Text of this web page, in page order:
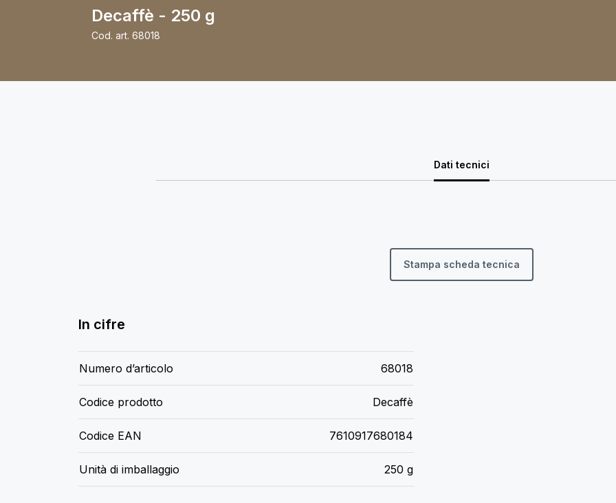
Decaffè - 250 g
Cod. art. 68018
Dati tecnici
Stampa scheda tecnica
In cifre
Numero d’articolo 68018
Codice prodotto Decaffè
Codice EAN 7610917680184
Unità di imballaggio 250 g